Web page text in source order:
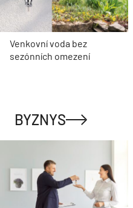
Venkovní voda bez
sezónních omezení
BYZNYS